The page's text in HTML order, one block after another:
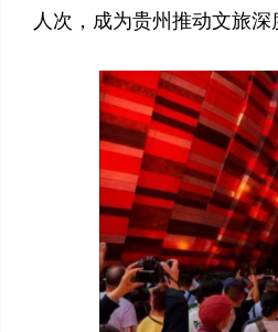
人次，成为贵州推动文旅深